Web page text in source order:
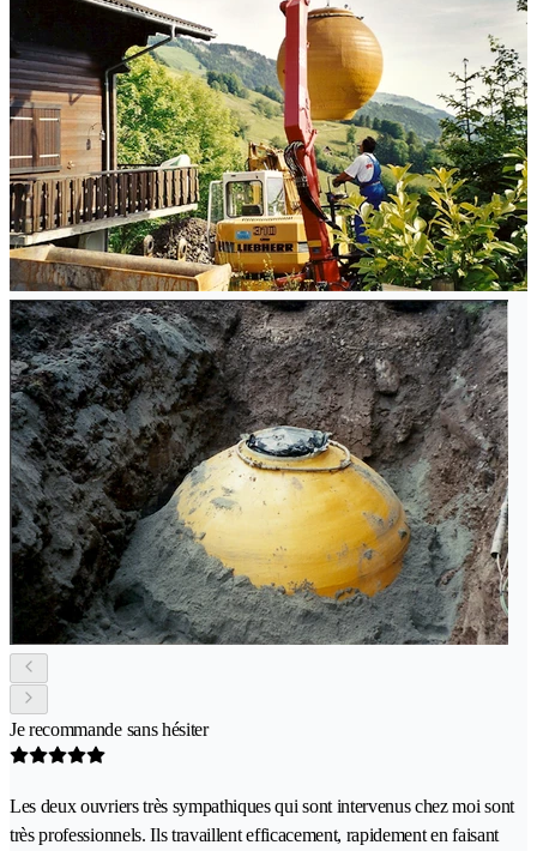
Je recommande sans hésiter
Les deux ouvriers très sympathiques qui sont intervenus chez moi sont
très professionnels. Ils travaillent efficacement, rapidement en faisant